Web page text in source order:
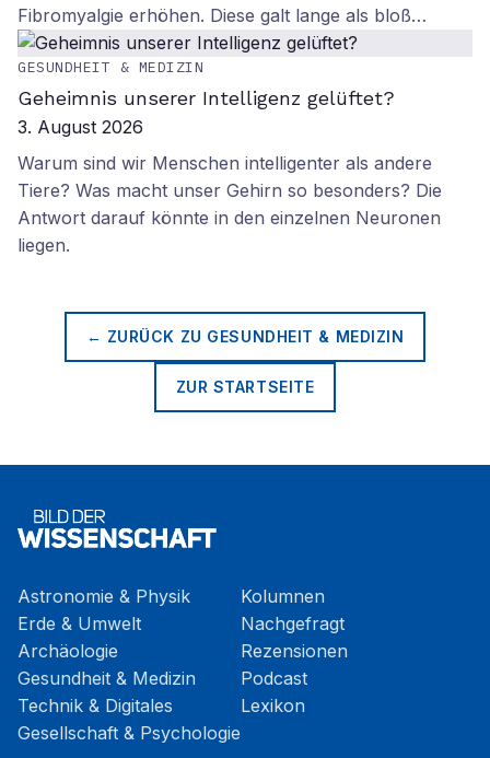
Fibromyalgie erhöhen. Diese galt lange als bloß…
GESUNDHEIT & MEDIZIN
Geheimnis unserer Intelligenz gelüftet?
3. August 2026
Warum sind wir Menschen intelligenter als andere
Tiere? Was macht unser Gehirn so besonders? Die
Antwort darauf könnte in den einzelnen Neuronen
liegen.
← ZURÜCK ZU GESUNDHEIT & MEDIZIN
ZUR STARTSEITE
Astronomie & Physik
Erde & Umwelt
Archäologie
Gesundheit & Medizin
Technik & Digitales
Gesellschaft & Psychologie
Kolumnen
Nachgefragt
Rezensionen
Podcast
Lexikon